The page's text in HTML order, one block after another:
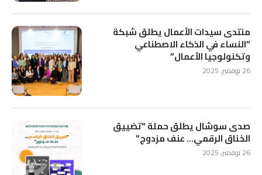
منتدى سيدات الأعمال يطلق شبكة
“النساء في الذكاء الاصطناعي
وتكنولوجيا الأعمال”
26 نوفمبر، 2025
صدى سوشال يطلق حملة “تضييق
الخناق الرقمي… عنف مزدوج”
26 نوفمبر، 2025